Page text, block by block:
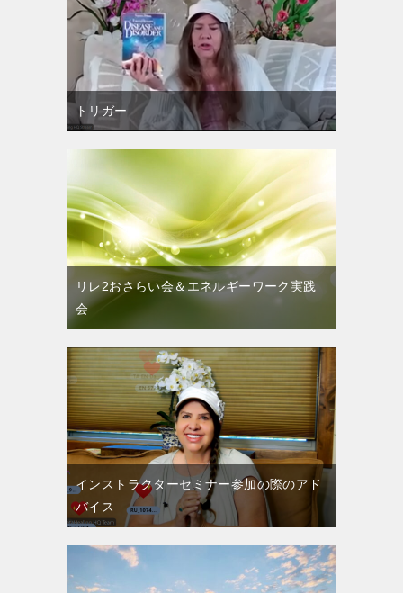
トリガー
リレ2おさらい会＆エネルギーワーク実践
会
インストラクターセミナー参加の際のアド
バイス